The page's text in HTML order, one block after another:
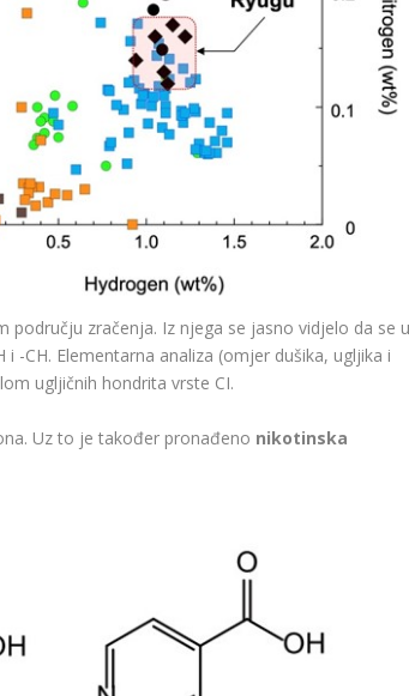
području zračenja. Iz njega se jasno vidjelo da se
-CH. Elementarna analiza (omjer dušika, ugljika i
ugljičnih hondrita vrste CI.
Uz to je također pronađeno nikotinska